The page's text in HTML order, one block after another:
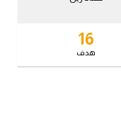
16
هدف